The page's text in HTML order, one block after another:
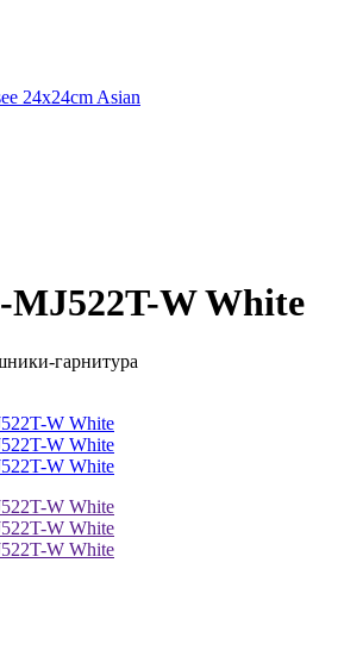
24x24cm Asian
MJ522T-W White
гарнитура